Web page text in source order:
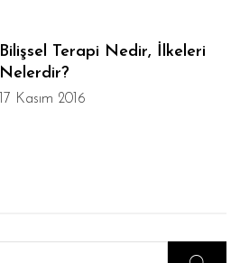
Bilişsel Terapi Nedir, İlkeleri
Nelerdir?
17 Kasım 2016